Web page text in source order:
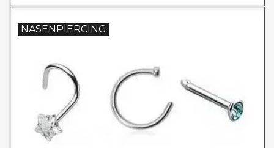
NASENPIERCING